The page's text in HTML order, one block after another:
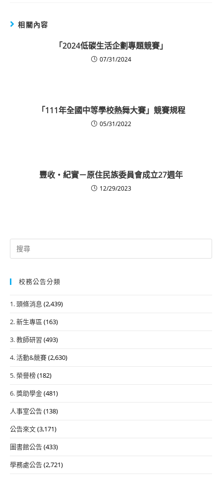
相關內容
「2024低碳生活企劃專題競賽」
07/31/2024
「111年全國中等學校熱舞大賽」競賽規程
05/31/2022
豐收‧紀實－原住民族委員會成立27週年
12/29/2023
Search
for:
校務公告分類
1. 頭條消息 (2,439)
2. 新生專區 (163)
3. 教師研習 (493)
4. 活動&競賽(2,630)
5. 榮譽榜(182)
6. 獎助學金(481)
人事室公告(138)
公告來文(3,171)
圖書館公告(433)
學務處公告(2,721)